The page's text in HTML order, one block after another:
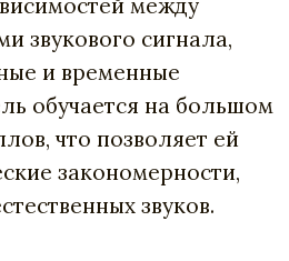
между
звукового сигнала,
и временные
обучается на большом
что позволяет ей
закономерности,
звуков.